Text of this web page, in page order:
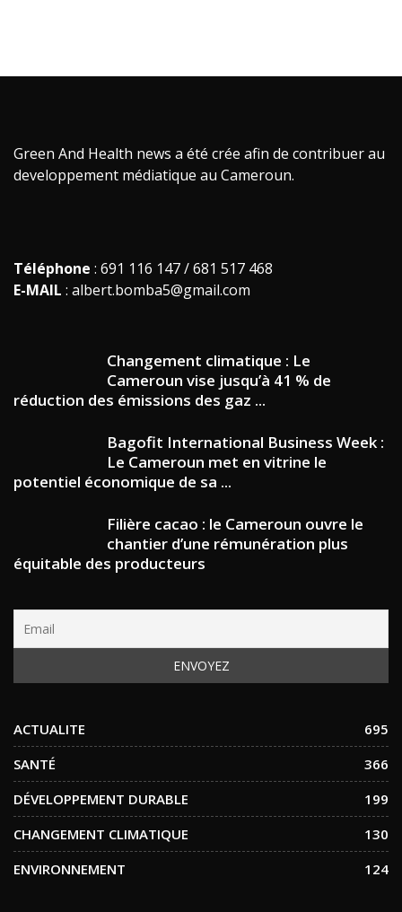
Green And Health news a été crée afin de contribuer au
developpement médiatique au Cameroun.
Téléphone : 691 116 147 / 681 517 468
E-MAIL : albert.bomba5@gmail.com
Changement climatique : Le
Cameroun vise jusqu’à 41 % de
réduction des émissions des gaz ...
Bagofit International Business Week :
Le Cameroun met en vitrine le
potentiel économique de sa ...
Filière cacao : le Cameroun ouvre le
chantier d’une rémunération plus
équitable des producteurs
ACTUALITE
695
SANTÉ
366
DÉVELOPPEMENT DURABLE
199
CHANGEMENT CLIMATIQUE
130
ENVIRONNEMENT
124